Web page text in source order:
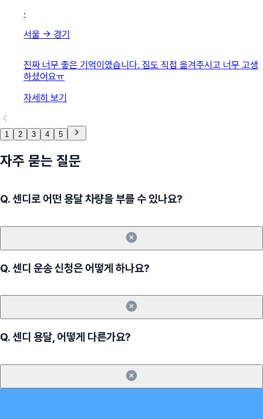
·
서울 → 경기
진짜 너무 좋은 기억이였습니다. 짐도 직접 옮겨주시고 너무 고생
하셨어요ㅠ
자세히 보기
1 2 3 4 5
자주 묻는 질문
Q.센디로 어떤 용달 차량을 부를 수 있나요?
Q.센디 운송 신청은 어떻게 하나요?
Q.센디 용달, 어떻게 다른가요?